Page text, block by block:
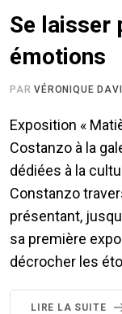
Se laisser
émotions
PARVÉRONIQUE
Exposition «
Costanzo à la
dédiées à la
Constanzo
présentant,
sa première
décrocher les
LIRE LA SUITE